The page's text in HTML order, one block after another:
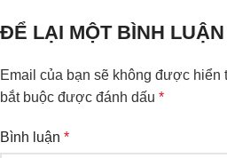
ĐỂ LẠI MỘT BÌNH LUẬN
Email của bạn sẽ không được hiển
bắt buộc được đánh dấu *
Bình luận *